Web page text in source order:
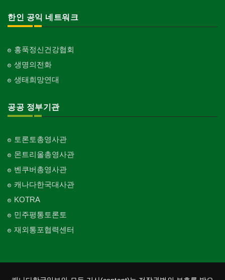
한인 공익 네트워크
홍푹정신건강협회
생명의전화
생태희망연대
공공 정부기관
토론토총영사관
몬트리올총영사관
벤쿠버총영사관
캐나다한국대사관
KOTRA
민주평통토론토
재외통포협력센터